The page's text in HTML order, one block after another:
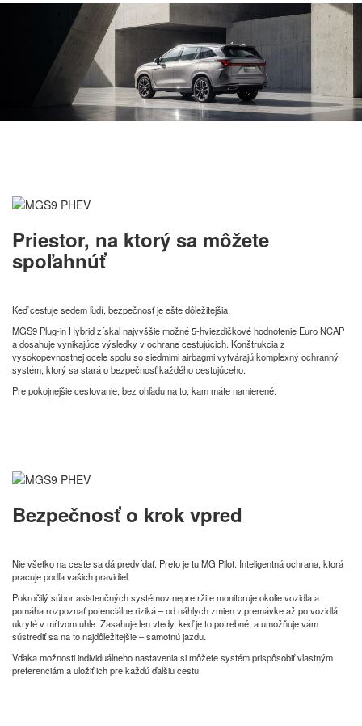
Priestor, na ktorý sa môžete
spoľahnúť
Keď cestuje sedem ľudí, bezpečnosť je ešte dôležitejšia.
MGS9 Plug-in Hybrid získal najvyššie možné 5-hviezdičkové hodnotenie Euro NCAP
a dosahuje vynikajúce výsledky v ochrane cestujúcich. Konštrukcia z
vysokopevnostnej ocele spolu so siedmimi airbagmi vytvárajú komplexný ochranný
systém, ktorý sa stará o bezpečnosť každého cestujúceho.
Pre pokojnejšie cestovanie, bez ohľadu na to, kam máte namierené.
Bezpečnosť o krok vpred
Nie všetko na ceste sa dá predvídať. Preto je tu MG Pilot. Inteligentná ochrana, ktorá
pracuje podľa vašich pravidiel.
Pokročilý súbor asistenčných systémov nepretržite monitoruje okolie vozidla a
pomáha rozpoznať potenciálne riziká – od náhlych zmien v premávke až po vozidlá
ukryté v mŕtvom uhle. Zasahuje len vtedy, keď je to potrebné, a umožňuje vám
sústrediť sa na to najdôležitejšie – samotnú jazdu.
Vďaka možnosti individuálneho nastavenia si môžete systém prispôsobiť vlastným
preferenciám a uložiť ich pre každú ďalšiu cestu.